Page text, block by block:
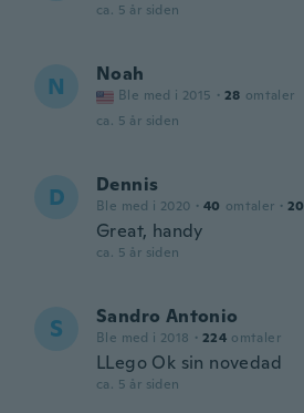
ca. 5 år siden
N Noah
Ble med i 2015 · 28 omtaler
ca. 5 år siden
D Dennis
Ble med i 2020 · 40 omtaler · 20
Great, handy
ca. 5 år siden
S Sandro Antonio
Ble med i 2018 · 224 omtaler
LLego Ok sin novedad
ca. 5 år siden